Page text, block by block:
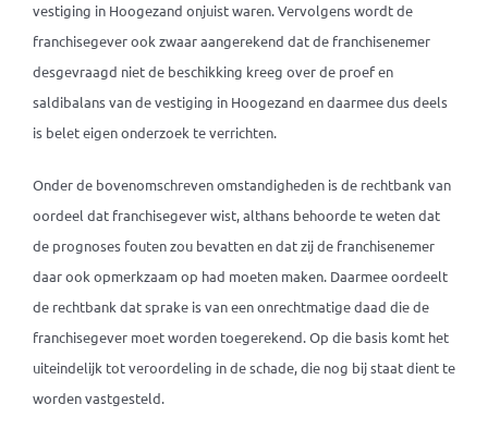
vestiging in Hoogezand onjuist waren. Vervolgens wordt de
franchisegever ook zwaar aangerekend dat de franchisenemer
desgevraagd niet de beschikking kreeg over de proef en
saldibalans van de vestiging in Hoogezand en daarmee dus deels
is belet eigen onderzoek te verrichten.
Onder de bovenomschreven omstandigheden is de rechtbank van
oordeel dat franchisegever wist, althans behoorde te weten dat
de prognoses fouten zou bevatten en dat zij de franchisenemer
daar ook opmerkzaam op had moeten maken. Daarmee oordeelt
de rechtbank dat sprake is van een onrechtmatige daad die de
franchisegever moet worden toegerekend. Op die basis komt het
uiteindelijk tot veroordeling in de schade, die nog bij staat dient te
worden vastgesteld.